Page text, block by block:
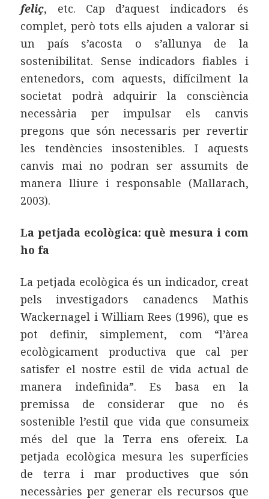
feliç, etc. Cap d’aquest indicadors és
complet, però tots ells ajuden a valorar si
un país s’acosta o s’allunya de la
sostenibilitat. Sense indicadors fiables i
entenedors, com aquests, difícilment la
societat podrà adquirir la consciència
necessària per impulsar els canvis
pregons que són necessaris per revertir
les tendències insostenibles. I aquests
canvis mai no podran ser assumits de
manera lliure i responsable (Mallarach,
2003).
La petjada ecològica: què mesura i com
ho fa
La petjada ecològica és un indicador, creat
pels investigadors canadencs Mathis
Wackernagel i William Rees (1996), que es
pot definir, simplement, com “l’àrea
ecològicament productiva que cal per
satisfer el nostre estil de vida actual de
manera indefinida”. Es basa en la
premissa de considerar que no és
sostenible l’estil que vida que consumeix
més del que la Terra ens ofereix. La
petjada ecològica mesura les superfícies
de terra i mar productives que són
necessàries per generar els recursos que